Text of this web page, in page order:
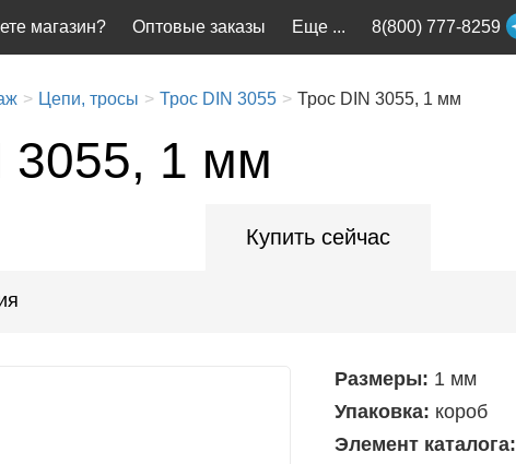
Еще ...
магазин? Оптовые заказы 8(800) 777-8259
Цепи, тросы Трос DIN 3055 Трос DIN 3055, 1 мм
3055, 1 мм
Купить сейчас
Размеры: 1 мм
Упаковка: короб
Элемент каталога: